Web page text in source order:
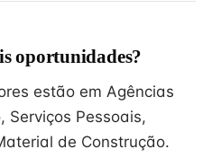
oportunidades?
estão em Agências
Serviços Pessoais,
de Construção.